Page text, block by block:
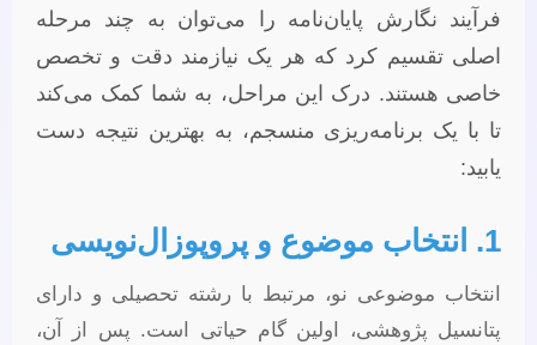
فرآیند نگارش پایان‌نامه را می‌توان به چند مرحله
اصلی تقسیم کرد که هر یک نیازمند دقت و تخصص
خاصی هستند. درک این مراحل، به شما کمک می‌کند
تا با یک برنامه‌ریزی منسجم، به بهترین نتیجه دست
یابید:
1. انتخاب موضوع و پروپوزال‌نویسی
انتخاب موضوعی نو، مرتبط با رشته تحصیلی و دارای
پتانسیل پژوهشی، اولین گام حیاتی است. پس از آن،